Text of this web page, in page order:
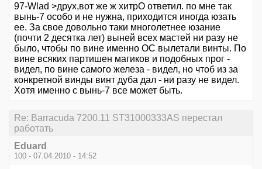
97-Wlad >друх,вот же ж хитрО ответил. по мне так
вынь-7 особо и не нужна, приходится иногда юзать
ее. За свое довольно таки многолетнее юзание
(почти 2 десятка лет) выней всех мастей ни разу не
было, чтобы по вине именно ОС вылетали винты. По
вине всяких партишен магиков и подобных прог -
видел, по вине самого железа - видел, но чтоб из за
конкретной винды винт дуба дал - ни разу не видел.
Хотя именно с вынь-7 все может быть.
Re: Barracuda 7200.11 ST31000333AS перестал
работать
Eduard
100 - 07.04.2010 - 14:52